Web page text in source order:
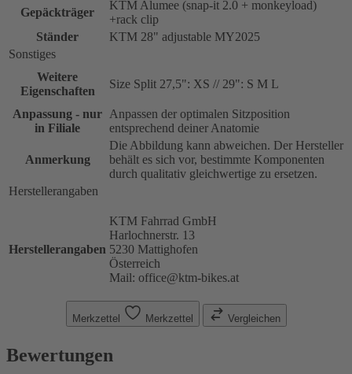
Gepäckträger
KTM Alumee (snap-it 2.0 + monkeyload)
+rack clip
Ständer
KTM 28" adjustable MY2025
Sonstiges
Weitere
Eigenschaften
Size Split 27,5": XS // 29": S M L
Anpassung - nur
in Filiale
Anpassen der optimalen Sitzposition
entsprechend deiner Anatomie
Anmerkung
Die Abbildung kann abweichen. Der Hersteller
behält es sich vor, bestimmte Komponenten
durch qualitativ gleichwertige zu ersetzen.
Herstellerangaben
Herstellerangaben
KTM Fahrrad GmbH
Harlochnerstr. 13
5230 Mattighofen
Österreich
Mail: office@ktm-bikes.at
Merkzettel Merkzettel Vergleichen
Bewertungen